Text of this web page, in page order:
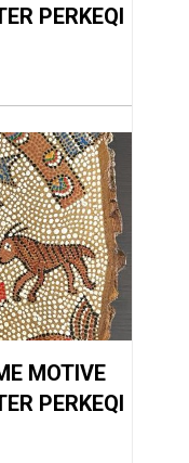
PERKEQI
MOTIVE
PERKEQI